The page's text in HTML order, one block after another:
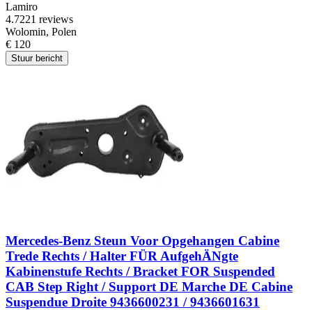
Lamiro
4.7221 reviews
Wolomin, Polen
€ 120
Stuur bericht
Mercedes-Benz Steun Voor Opgehangen Cabine
Trede Rechts / Halter FÜR AufgehÄNgte
Kabinenstufe Rechts / Bracket FOR Suspended
CAB Step Right / Support DE Marche DE Cabine
Suspendue Droite 9436600231 / 9436601631